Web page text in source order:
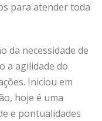
para atender toda
da necessidade de
a agilidade do
Iniciou em
hoje é uma
e pontualidades